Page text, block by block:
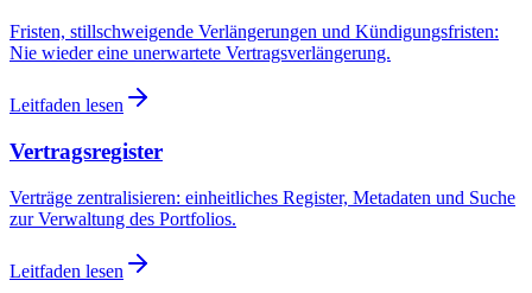
Fristen, stillschweigende Verlängerungen und Kündigungsfristen:
Nie wieder eine unerwartete Vertragsverlängerung.
Leitfaden lesen
Vertragsregister
Verträge zentralisieren: einheitliches Register, Metadaten und Suche
zur Verwaltung des Portfolios.
Leitfaden lesen